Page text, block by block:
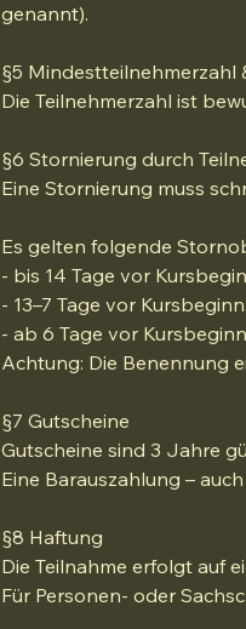
genannt).
§5 Mindestteilnehmerzahl
Die Teilnehmerzahl ist
§6 Stornierung durch
Eine Stornierung muss
Es gelten folgende
- bis 14 Tage vor
- 13–7 Tage vor
- ab 6 Tage vor
Achtung: Die Benennung
§7 Gutscheine
Gutscheine sind 3 Jahre
Eine Barauszahlung –
§8 Haftung
Die Teilnahme erfolgt auf
Für Personen- oder